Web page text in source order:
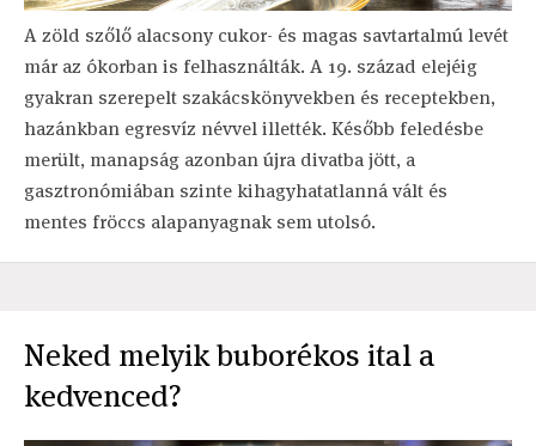
A zöld szőlő alacsony cukor- és magas savtartalmú levét
már az ókorban is felhasználták. A 19. század elejéig
gyakran szerepelt szakácskönyvekben és receptekben,
hazánkban egresvíz névvel illették. Később feledésbe
merült, manapság azonban újra divatba jött, a
gasztronómiában szinte kihagyhatatlanná vált és
mentes fröccs alapanyagnak sem utolsó.
Neked melyik buborékos ital a
kedvenced?